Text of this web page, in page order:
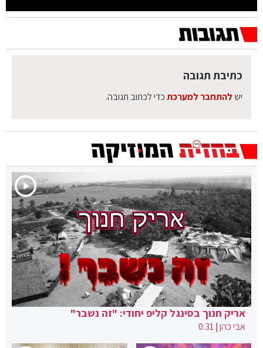
כתיבת תגובה
יש להתחבר למערכתכדי לכתוב תגובה.
אריק חנוך בסינגל קליפ יחודי: "זה נשבר"
אבי כהן|
0:31